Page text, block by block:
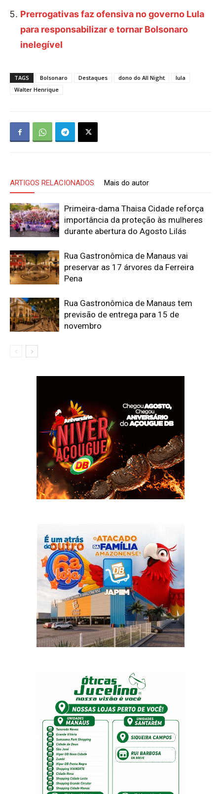
Prerrogativas faz ofensiva no governo Lula
para responsabilizar e tornar Bolsonaro
inelegível
TAGS Bolsonaro Destaques dono do All Night
lula
Walter Henrique
ARTIGOS RELACIONADOS Mais do autor
Primeira-dama Thaisa Cidade reforça
importância da proteção às mulheres
durante abertura do Agosto Lilás
Rua Gastronômica de Manaus vai
preservar as 17 árvores da Ferreira
Pena
Rua Gastronômica de Manaus tem
previsão de entrega para 15 de
novembro